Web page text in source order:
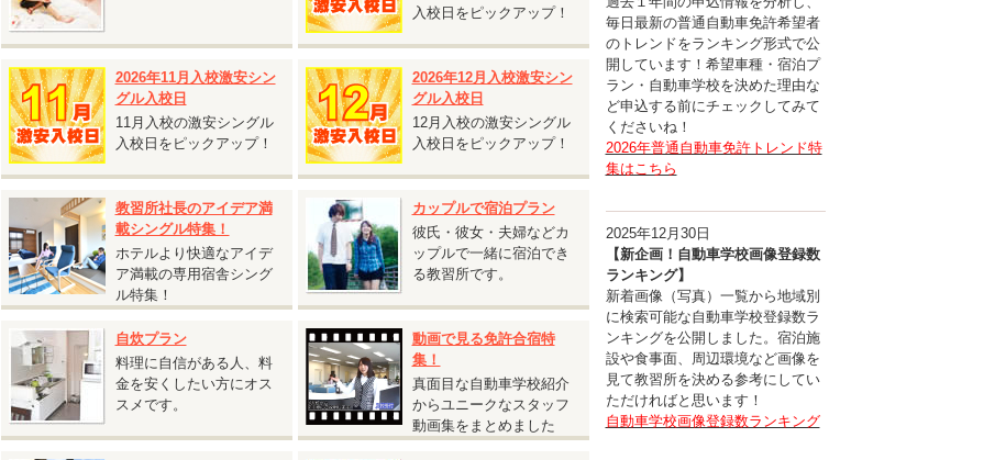
MT車280,000円（税込308,000円）
※女性限定のキャンペーンです。
※相部屋料金でシングルまたはツインをご利用いただけます。
※グル割との併用が可能です。
※保証内容・往復交通費支給額は通常プランと同じです。
◆仮免許申請交付料金は別途必要です。
2026.08.03
『鳥取砂丘へ行くチャンス！人気の鳥取県 校内寮限定キャンペーン』
◆鳥取県 東雲学園イナバ自動車学校◆
『鳥取砂丘へ行くチャンス！人気の鳥取県 校内寮限定キャンペーン』
●対象入校日：9月21日～10月31日のすべての入校日
■校内寮ツイン
AT車 税込233,200円 ⇒税込225,500円
■校内寮シングル・シングルユース
AT車 税込238,700円 ⇒
入校日をピックアップ！
2026年11月入校激安シン
グル入校日
11月入校の激安シングル
入校日をピックアップ！
2026年12月入校激安シン
グル入校日
12月入校の激安シングル
入校日をピックアップ！
教習所社長のアイデア満
載シングル特集！
ホテルより快適なアイデ
ア満載の専用宿舎シング
ル特集！
カップルで宿泊プラン
彼氏・彼女・夫婦などカ
ップルで一緒に宿泊でき
る教習所です。
自炊プラン
料理に自信がある人、料
金を安くしたい方にオス
スメです。
動画で見る免許合宿特
集！
真面目な自動車学校紹介
からユニークなスタッフ
動画集をまとめました
毎日最新の普通自動車免許希望者
のトレンドをランキング形式で公
開しています！希望車種・宿泊プ
ラン・自動車学校を決めた理由な
ど申込する前にチェックしてみて
くださいね！
2026年普通自動車免許トレンド特
集はこちら
2025年12月30日
【新企画！自動車学校画像登録数
ランキング】
新着画像（写真）一覧から地域別
に検索可能な自動車学校登録数ラ
ンキングを公開しました。宿泊施
設や食事面、周辺環境など画像を
見て教習所を決める参考にしてい
ただければと思います！
自動車学校画像登録数ランキング